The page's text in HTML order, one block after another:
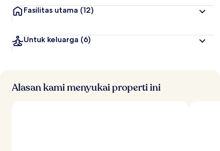
Fasilitas utama (12)
Untuk keluarga (6)
Alasan kami menyukai properti ini